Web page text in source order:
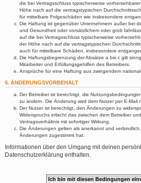
die bei Vertragsschluss typischerweise
Höhe nach auf die vertragstypischen
für mittelbare Folgeschäden wie insbesondere
Die Haftung ist gegenüber Unternehmern außer bei
und Gesundheit oder vorsätzlichem oder grob
auf die bei Vertragsschluss typischerweise
der Höhe nach auf die vertragstypischen
auch für mittelbare Schäden, insbesondere
Die Haftungsbegrenzung der Absätze a bis c gilt
Mitarbeiter und Erfüllungsgehilfen des Betreibers.
Ansprüche für eine Haftung aus zwingendem
6. ÄNDERUNGSVORBEHALT
Der Betreiber ist berechtigt, die
zu ändern. Die Änderung wird dem Nutzer per E-Mail
Der Nutzer ist berechtigt, den Änderungen zu
Widerspruchs erlischt das zwischen dem Betreiber
Vertragsverhältnis mit sofortiger Wirkung.
Die Änderungen gelten als anerkannt und
Änderungen zugestimmt hat.
Informationen über den Umgang mit deinen
Datenschutzerklärung enthalten.